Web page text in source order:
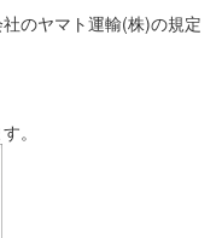
のヤマト運輸(株)の規定
。